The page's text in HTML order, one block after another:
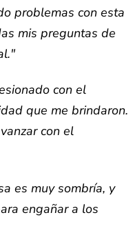
problemas con esta
mis preguntas de
con el
que me brindaron.
con el
es muy sombría, y
engañar a los